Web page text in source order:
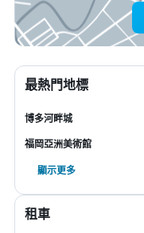
最熱門地標
博多河畔城
福岡亞洲美術館
顯示更多
租車